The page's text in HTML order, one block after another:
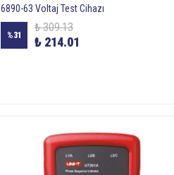
6890-63 Voltaj Test Cihazı
%31
₺ 309.13
₺ 214.01